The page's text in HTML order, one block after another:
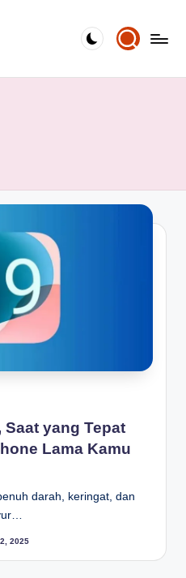
Saat yang Tepat
Lama Kamu
darah, keringat, dan
2025